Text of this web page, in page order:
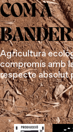
COM A
Agricultura
compromís amb
respecte absolut